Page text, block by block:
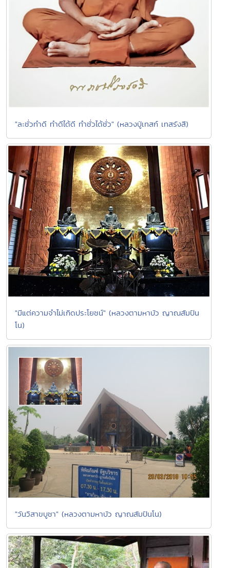
"ละชั่วทำดี ทำดีได้ดี ทำชั่วได้ชั่ว" (หลวงปู่เทสก์ เทสรังสี)
"มีแต่ความจำไม่เกิดประโยชน์" (หลวงตามหาบัว ญาณสัมปัน
โน)
"วันวิสาขบูชา" (หลวงตามหาบัว ญาณสัมปันโน)